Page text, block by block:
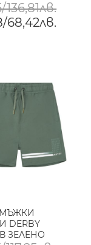
68,42лв.
МЪЖКИ
DERBY
В ЗЕЛЕНО